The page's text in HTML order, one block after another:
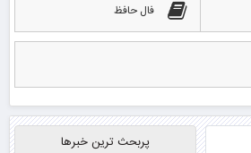
فال حافظ
پربحث ترین خبرها